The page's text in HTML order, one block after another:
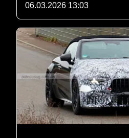
06.03.2026 13:03